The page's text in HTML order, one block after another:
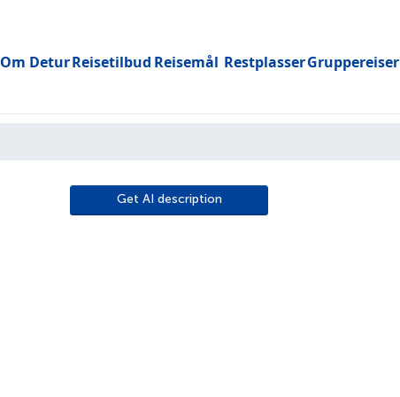
Om DeturReisetilbud Reisemål Toggle submenu
RestplasserGruppereiser
Get AI description